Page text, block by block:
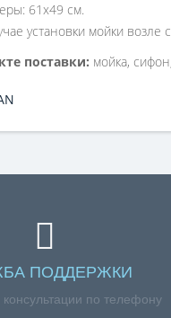
61x49 см.
установки мойки
поставки: мойка,
ПОДДЕРЖКИ
по телефону